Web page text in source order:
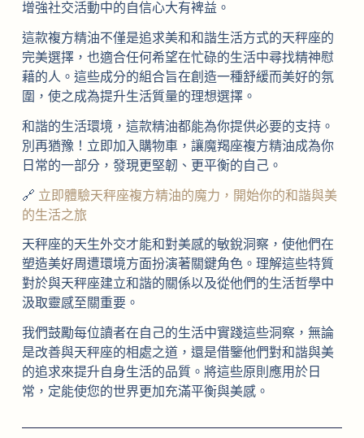
增強社交活動中的自信心大有裨益。
這款複方精油不僅是追求美和和諧生活方式的天秤座的
完美選擇，也適合任何希望在忙碌的生活中尋找精神慰
藉的人。這些成分的組合旨在創造一種舒緩而美好的氛
圍，使之成為提升生活質量的理想選擇。
和諧的生活環境，這款精油都能為你提供必要的支持。
別再猶豫！立即加入購物車，讓魔羯座複方精油成為你
日常的一部分，發現更堅韌、更平衡的自己。
🔗 立即體驗天秤座複方精油的魔力，開始你的和諧與美
的生活之旅
天秤座的天生外交才能和對美感的敏銳洞察，使他們在
塑造美好周遭環境方面扮演著關鍵角色。理解這些特質
對於與天秤座建立和諧的關係以及從他們的生活哲學中
汲取靈感至關重要。
我們鼓勵每位讀者在自己的生活中實踐這些洞察，無論
是改善與天秤座的相處之道，還是借鑒他們對和諧與美
的追求來提升自身生活的品質。將這些原則應用於日
常，定能使您的世界更加充滿平衡與美感。